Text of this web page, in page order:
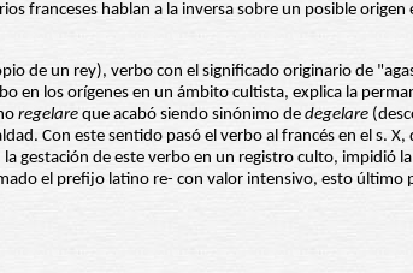
franceses hablan a la inversa sobre un posible origen
de un rey), verbo con el significado originario de
en los orígenes en un ámbito cultista, explica la
regelare que acabó siendo sinónimo de degelare
Con este sentido pasó el verbo al francés en el s.
gestación de este verbo en un registro culto, impidió
el prefijo latino re- con valor intensivo, esto último